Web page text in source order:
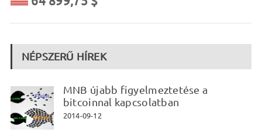
NÉPSZERŰ HÍREK
MNB újabb figyelmeztetése a
bitcoinnal kapcsolatban
2014-09-12